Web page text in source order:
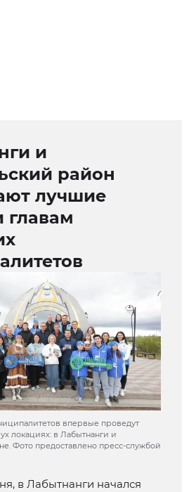
и
район
лучшие
главам
впервые проведут
локациях: в Лабытнанги и
Фото предоставлено пресс-службой
в Лабытнанги начался